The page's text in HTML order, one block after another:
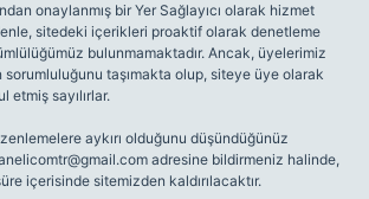
onaylanmış bir Yer Sağlayıcı olarak hizmet
sitedeki içerikleri proaktif olarak denetleme
bulunmamaktadır. Ancak, üyelerimiz
sorumluluğunu taşımakta olup, siteye üye olarak
etmiş sayılırlar.
aykırı olduğunu düşündüğünüz
adresine bildirmeniz halinde,
içerisinde sitemizden kaldırılacaktır.